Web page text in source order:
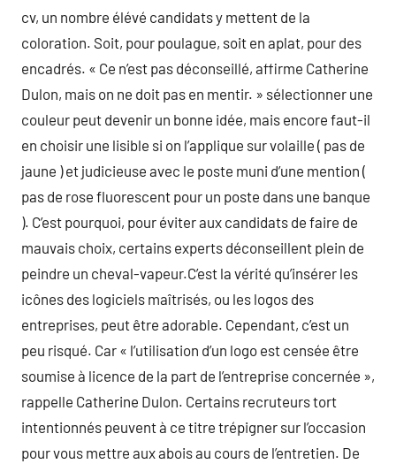
cv, un nombre élévé candidats y mettent de la
coloration. Soit, pour poulague, soit en aplat, pour des
encadrés. « Ce n’est pas déconseillé, affirme Catherine
Dulon, mais on ne doit pas en mentir. » sélectionner une
couleur peut devenir un bonne idée, mais encore faut-il
en choisir une lisible si on l’applique sur volaille ( pas de
jaune ) et judicieuse avec le poste muni d’une mention (
pas de rose fluorescent pour un poste dans une banque
). C’est pourquoi, pour éviter aux candidats de faire de
mauvais choix, certains experts déconseillent plein de
peindre un cheval-vapeur.C’est la vérité qu’insérer les
icônes des logiciels maîtrisés, ou les logos des
entreprises, peut être adorable. Cependant, c’est un
peu risqué. Car « l’utilisation d’un logo est censée être
soumise à licence de la part de l’entreprise concernée »,
rappelle Catherine Dulon. Certains recruteurs tort
intentionnés peuvent à ce titre trépigner sur l’occasion
pour vous mettre aux abois au cours de l’entretien. De